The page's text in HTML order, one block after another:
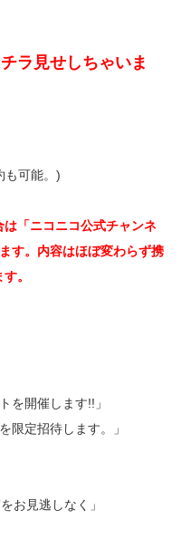
ラ見せしちゃいま
も可能。)
「ニコニコ公式チャンネ
す。内容はほぼ変わらず携
。
を開催します!!」
限定招待します。」
お見逃しなく」